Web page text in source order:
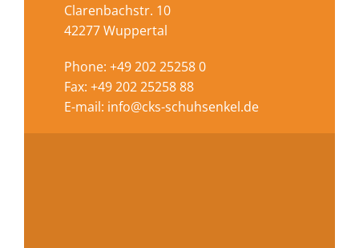
Clarenbachstr. 10
42277 Wuppertal
Phone: +49 202 25258 0
Fax: +49 202 25258 88
E-mail: info@cks-schuhsenkel.de